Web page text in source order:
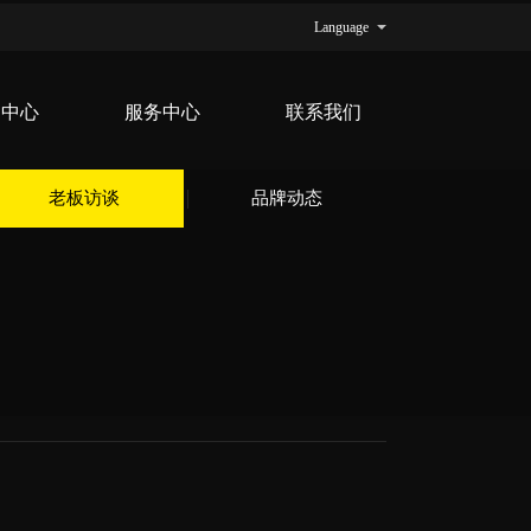
Language
心 服务中心 联系我们
老板访谈 品牌动态